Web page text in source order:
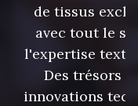
de tissus
avec tout le
l'expertise
Des trésors
innovations